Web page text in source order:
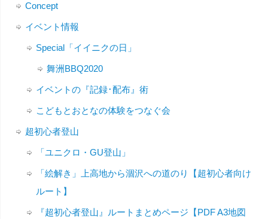
Concept
イベント情報
Special「イイニクの日」
舞洲BBQ2020
イベントの『記録･配布』術
こどもとおとなの体験をつなぐ会
超初心者登山
「ユニクロ・GU登山」
「絵解き」上高地から涸沢への道のり【超初心者向け
ルート】
『超初心者登山』ルートまとめページ【PDF A3地図